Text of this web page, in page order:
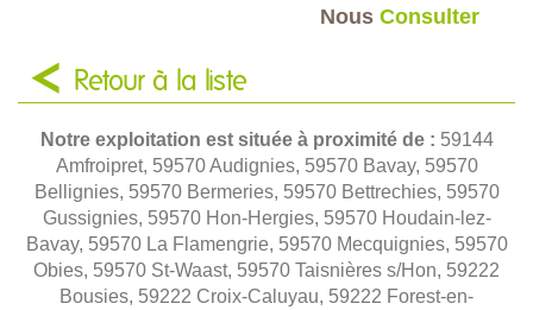
Nous Consulter
Retour à la liste
Notre exploitation est située à proximité de : 59144
Amfroipret, 59570 Audignies, 59570 Bavay, 59570
Bellignies, 59570 Bermeries, 59570 Bettrechies, 59570
Gussignies, 59570 Hon-Hergies, 59570 Houdain-lez-
Bavay, 59570 La Flamengrie, 59570 Mecquignies, 59570
Obies, 59570 St-Waast, 59570 Taisnières s/Hon, 59222
Bousies, 59222 Croix-Caluyau, 59222 Forest-en-